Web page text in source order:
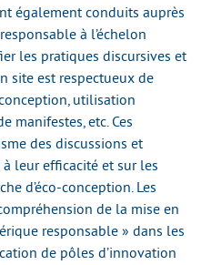
également conduits auprès
à l’échelon
les pratiques discursives et
site est respectueux de
utilisation
manifestes, etc. Ces
des discussions et
leur efficacité et sur les
d’éco-conception. Les
de la mise en
responsable » dans les
de pôles d’innovation